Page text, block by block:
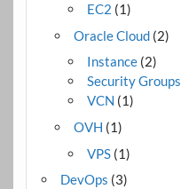
EC2 (1)
Oracle Cloud(2)
Instance (2)
Security Groups
VCN (1)
OVH (1)
VPS (1)
DevOps (3)